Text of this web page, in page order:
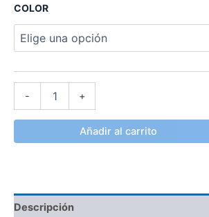
COLOR
- +
Añadir al carrito
Descripción